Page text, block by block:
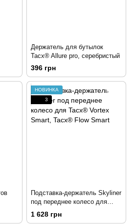
Держатель для бутылок
Tacx® Allure pro, серебристый
396 грн
НОВИНКА
3
Подставка-держатель Skyliner
под переднее колесо для
Tacx® Vortex Smart, Tacx®
Flow Smart
1 628 грн